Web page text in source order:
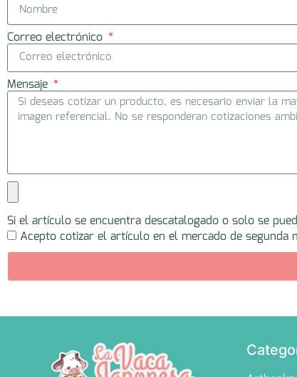
Correo electrónico
Mensaje
Si el artículo se encuentra descatalogado o solo se
Acepto cotizar el artículo en el mercado de segunda